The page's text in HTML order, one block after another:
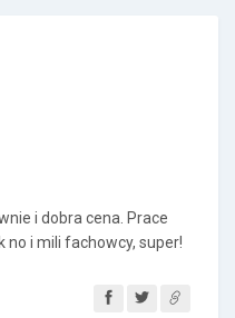
i dobra cena. Prace
i mili fachowcy, super!